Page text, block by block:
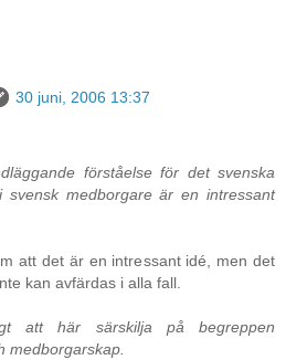
30 juni, 2006 13:37
förståelse för det svenska
medborgare är en intressant
att det är en intressant idé, men det
kan avfärdas i alla fall.
att här särskilja på begreppen
medborgarskap.